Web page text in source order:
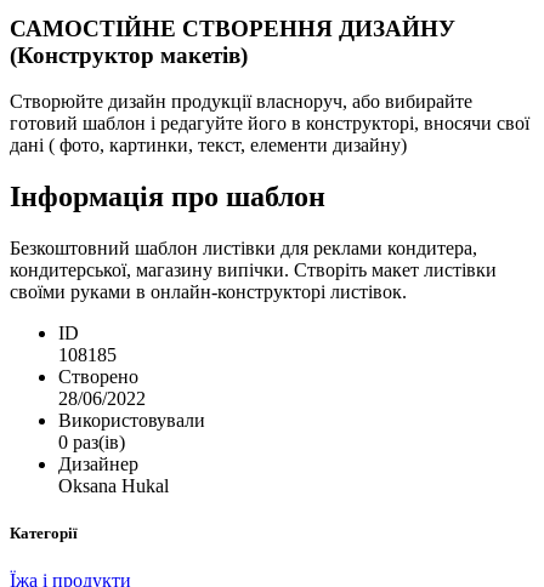
САМОСТІЙНЕ СТВОРЕННЯ ДИЗАЙНУ
(Конструктор макетів)
Створюйте дизайн продукції власноруч, або вибирайте
готовий шаблон і редагуйте його в конструкторі, вносячи свої
дані ( фото, картинки, текст, елементи дизайну)
Інформація про шаблон
Безкоштовний шаблон листівки для реклами кондитера,
кондитерської, магазину випічки. Створіть макет листівки
своїми руками в онлайн-конструкторі листівок.
ID
108185
Створено
28/06/2022
Використовували
0 раз(ів)
Дизайнер
Oksana Hukal
Категорії
Їжа і продукти